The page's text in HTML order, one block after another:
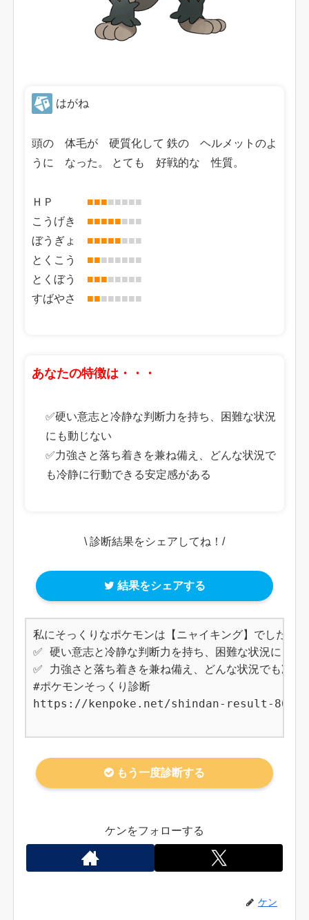
はがね
頭の 体毛が 硬質化して 鉄の ヘルメットのよ
うに なった。 とても 好戦的な 性質。
ＨＰ ■■■■■■■■
こうげき ■■■■■■■■
ぼうぎょ ■■■■■■■■
とくこう ■■■■■■■■
とくぼう ■■■■■■■■
すばやさ ■■■■■■■■
あなたの特徴は・・・
✅硬い意志と冷静な判断力を持ち、困難な状況
にも動じない
✅力強さと落ち着きを兼ね備え、どんな状況で
も冷静に行動できる安定感がある
\ 診断結果をシェアしてね！/
結果をシェアする
私にそっくりなポケモンは【ニャイキング】でした！
✅ 硬い意志と冷静な判断力を持ち、困難な状況にも動
✅ 力強さと落ち着きを兼ね備え、どんな状況でも冷静
#ポケモンそっくり診断
https://kenpoke.net/shindan-result-863
もう一度診断する
ケンをフォローする
ケン